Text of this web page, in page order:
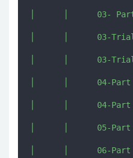
│      │      03-
│      │      03-Trial
│      │      03-Trial
│      │      04-Part
│      │      04-Part
│      │      05-Part
│      │      06-Part 5